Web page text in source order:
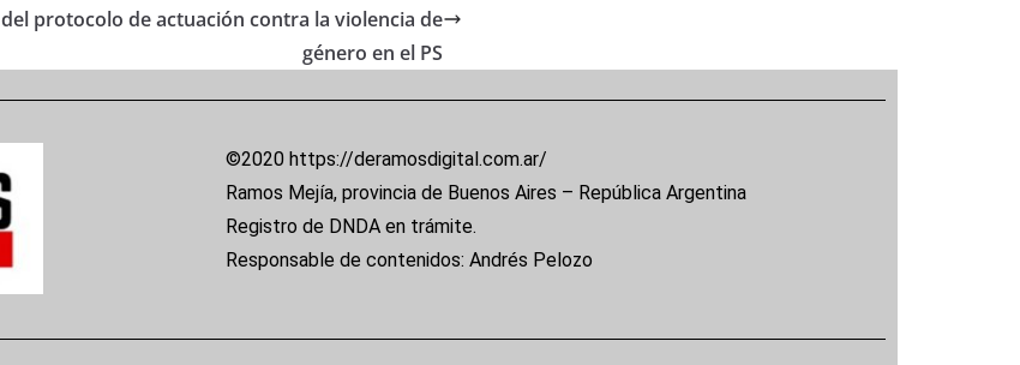
del protocolo de actuación contra la violencia de
género en el PS
©2020 https://deramosdigital.com.ar/
Ramos Mejía, provincia de Buenos Aires – República Argentina
Registro de DNDA en trámite.
Responsable de contenidos: Andrés Pelozo